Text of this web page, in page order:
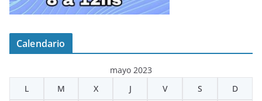
Calendario
mayo 2023
L
M X J V S D